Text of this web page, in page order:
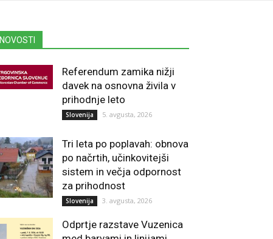
NOVOSTI
Referendum zamika nižji
davek na osnovna živila v
prihodnje leto
Slovenija 5. avgusta, 2026
Tri leta po poplavah: obnova
po načrtih, učinkovitejši
sistem in večja odpornost
za prihodnost
Slovenija 3. avgusta, 2026
Odprtje razstave Vuzenica